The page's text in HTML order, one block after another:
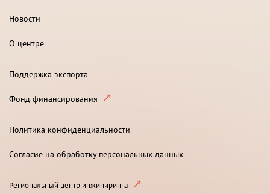
Новости
О центре
Поддержка экспорта
Фонд финансирования
Политика конфиденциальности
Согласие на обработку персональных данных
Региональный центр инжиниринга